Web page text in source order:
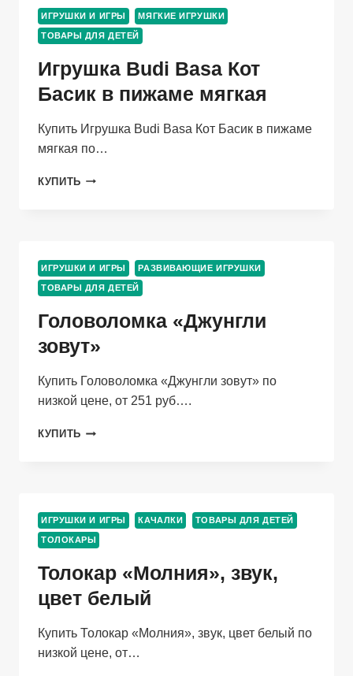
РАЗВИТИЕ
РЕЧИ
ИГРУШКИ И ИГРЫ МЯГКИЕ ИГРУШКИ
ТОВАРЫ ДЛЯ ДЕТЕЙ
Игрушка Budi Basa Кот
Басик в пижаме мягкая
Купить Игрушка Budi Basa Кот Басик в пижаме
мягкая по…
КУПИТЬ ИГРУШКА
ПИЖАМЕ
МЯГКАЯ
ИГРУШКИ И ИГРЫ РАЗВИВАЮЩИЕ ИГРУШКИ
ТОВАРЫ ДЛЯ ДЕТЕЙ
Головоломка «Джунгли
зовут»
Купить Головоломка «Джунгли зовут» по
низкой цене, от 251 руб….
КУПИТЬ ГОЛОВОЛОМКА
ИГРУШКИ И ИГРЫ КАЧАЛКИ ТОВАРЫ ДЛЯ ДЕТЕЙ
ТОЛОКАРЫ
Толокар «Молния», звук,
цвет белый
Купить Толокар «Молния», звук, цвет белый по
низкой цене, от…